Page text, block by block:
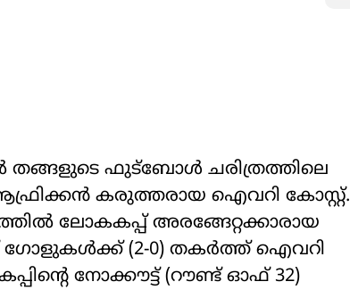
തങ്ങളുടെ ഫുട്ബോൾ ചരിത്രത്തിലെ
ആഫ്രിക്കൻ കരുത്തരായ ഐവറി കോസ്റ്റ്.
ലോകകപ്പ് അരങ്ങേറ്റക്കാരായ
ഗോളുകൾക്ക് (2-0) തകർത്ത് ഐവറി
നോക്കൗട്ട് (റൗണ്ട് ഓഫ് 32)